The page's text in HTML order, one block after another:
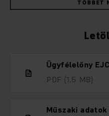
TÖBBET
Ügyfélelőny
PDF (1,5 MB)
Műszaki adatok